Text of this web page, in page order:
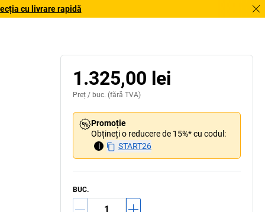
cu livrare rapidă
1.325,00 lei
Preț / buc. (fără TVA)
Promoție
Obțineți o reducere de 15%* cu codul:
i
START26
BUC.